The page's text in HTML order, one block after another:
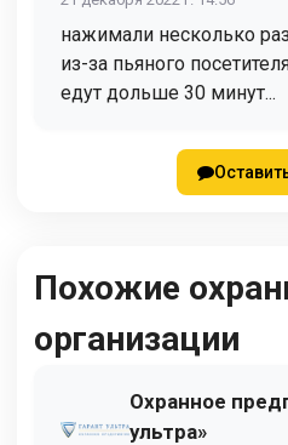
нажимали несколько
из-за пьяного
едут дольше 30 минут...
Похожие
организации
Охранное
ультра»